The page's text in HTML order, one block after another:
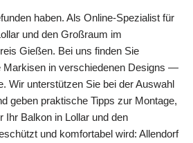
haben. Als Online-Spezialist für
und den Großraum im
Gießen. Bei uns finden Sie
Markisen in verschiedenen Designs —
Wir unterstützen Sie bei der Auswahl
geben praktische Tipps zur Montage,
Ihr Balkon in Lollar und den
und komfortabel wird: Allendorf